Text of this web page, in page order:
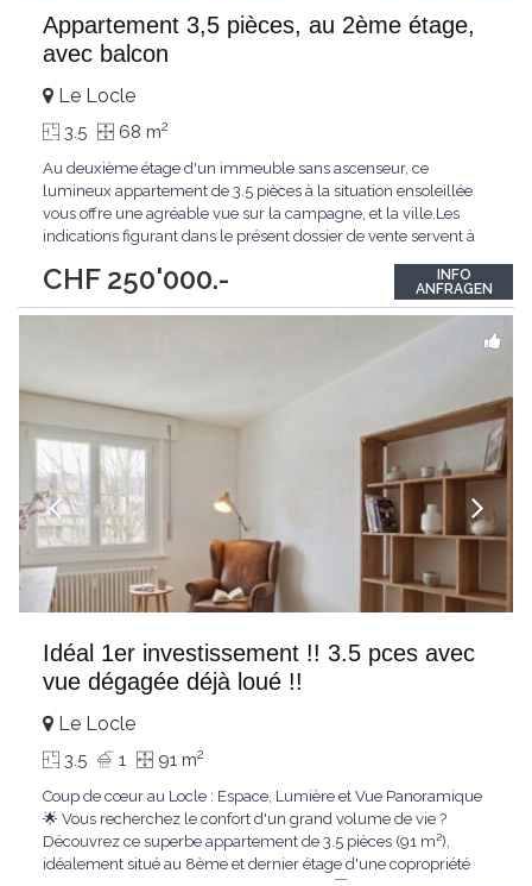
Appartement 3,5 pièces, au 2ème étage,
avec balcon
CHF 250'000.-
Le Locle
3.5 68 m2
Au deuxième étage d'un immeuble sans ascenseur, ce
lumineux appartement de 3.5 pièces à la situation ensoleillée
vous offre une agréable vue sur la campagne, et la ville.Les
indications figurant dans le présent dossier de vente servent à
pas l'élémentd'une convention contractuelle.
INFO
ANFRAGEN
Idéal 1er investissement !! 3.5 pces avec
vue dégagée déjà loué !!
Le Locle
3.5 1 91 m2
Coup de cœur au Locle : Espace, Lumière et Vue Panoramique
🌟 Vous recherchez le confort d'un grand volume de vie ?
Découvrez ce superbe appartement de 3.5 pièces (91 m²),
idéalement situé au 8ème et dernier étage d'une copropriété